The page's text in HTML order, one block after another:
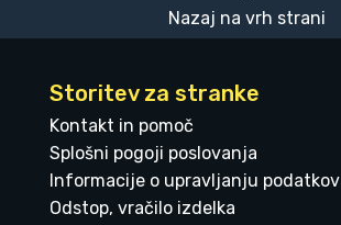
Nazaj na vrh strani
Storitev za stranke
Kontakt in pomoč
Splošni pogoji poslovanja
Informacije o upravljanju podatkov
Odstop, vračilo izdelka